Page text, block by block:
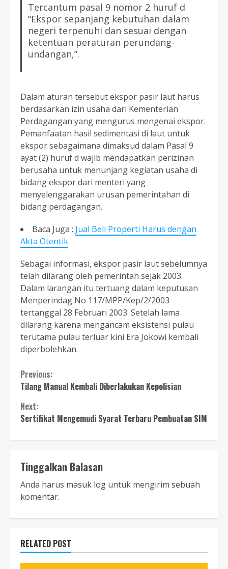
Tercantum pasal 9 nomor 2 huruf d
“Ekspor sepanjang kebutuhan dalam
negeri terpenuhi dan sesuai dengan
ketentuan peraturan perundang-
undangan,”.
Dalam aturan tersebut ekspor pasir laut harus
berdasarkan izin usaha dari Kementerian
Perdagangan yang mengurus mengenai ekspor.
Pemanfaatan hasil sedimentasi di laut untuk
ekspor sebagaimana dimaksud dalam Pasal 9
ayat (2) huruf d wajib mendapatkan perizinan
berusaha untuk menunjang kegiatan usaha di
bidang ekspor dari menteri yang
menyelenggarakan urusan pemerintahan di
bidang perdagangan.
Baca Juga : Jual Beli Properti Harus dengan
Akta Otentik
Sebagai informasi, ekspor pasir laut sebelumnya
telah dilarang oleh pemerintah sejak 2003.
Dalam larangan itu tertuang dalam keputusan
Menperindag No 117/MPP/Kep/2/2003
tertanggal 28 Februari 2003. Setelah lama
dilarang karena mengancam eksistensi pulau
terutama pulau terluar kini Era Jokowi kembali
diperbolehkan.
Continue
Reading
Previous:
Tilang Manual Kembali Diberlakukan Kepolisian
Next:
Sertifikat Mengemudi Syarat Terbaru Pembuatan SIM
Tinggalkan Balasan
Anda harus masuk log untuk mengirim sebuah
komentar.
RELATED POST